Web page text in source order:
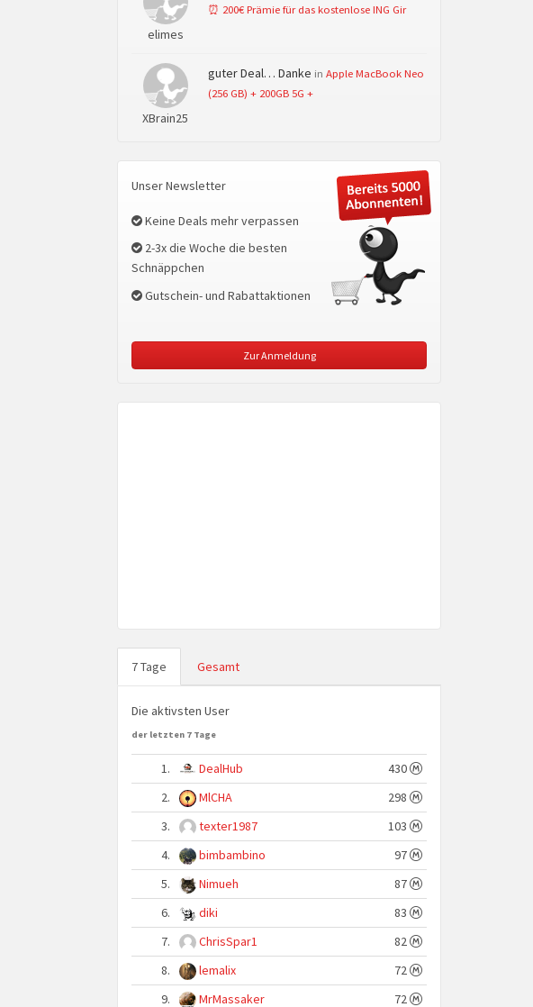
elimes
⏰ 200€ Prämie für das kostenlose ING Gir
XBrain25
guter Deal… Danke in Apple MacBook Neo
(256 GB) + 200GB 5G +
Unser Newsletter
Keine Deals mehr verpassen
2-3x die Woche die besten
Schnäppchen
Gutschein- und Rabattaktionen
Zur Anmeldung
7 Tage Gesamt
Die aktivsten User
der letzten 7 Tage
1. DealHub
430
2.
MlCHA
298
3.
texter1987
103
4.
bimbambino
97
5.
Nimueh
87
6.
diki
83
7.
ChrisSpar1
82
8.
lemalix
72
9.
MrMassaker 72